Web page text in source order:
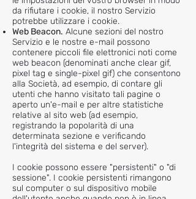
da rifiutare i cookie, il nostro Servizio
potrebbe utilizzare i cookie.
Web Beacon. Alcune sezioni del nostro
Servizio e le nostre e-mail possono
contenere piccoli file elettronici noti come
web beacon (denominati anche clear gif,
pixel tag e single-pixel gif) che consentono
alla Società, ad esempio, di contare gli
utenti che hanno visitato tali pagine o
aperto un'e-mail e per altre statistiche
relative al sito web (ad esempio,
registrando la popolarità di una
determinata sezione e verificando
l'integrità del sistema e del server).
I cookie possono essere "persistenti" o "di
sessione". I cookie persistenti rimangono
sul computer o sul dispositivo mobile